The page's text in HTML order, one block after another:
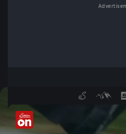
Viking Velocity: